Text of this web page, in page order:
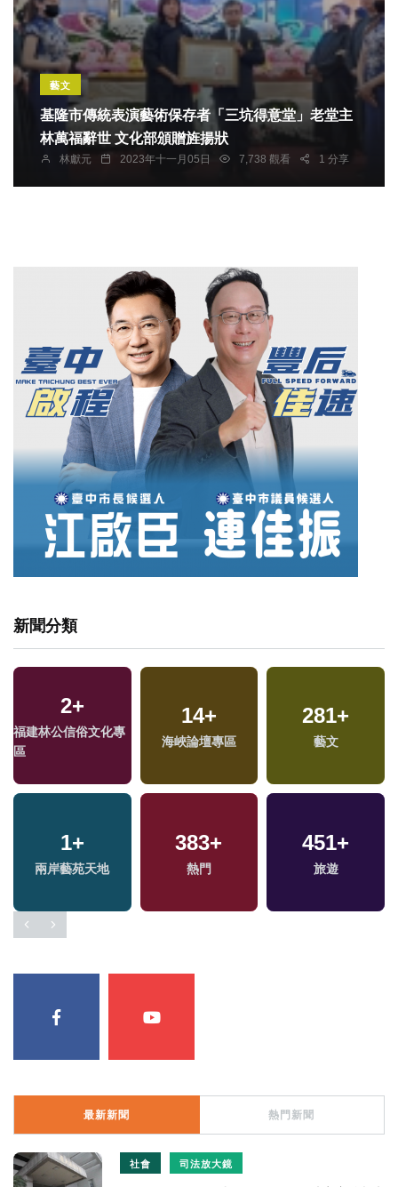
藝文
基隆市傳統表演藝術保存者「三坑得意堂」老堂主
林萬福辭世 文化部頒贈旌揚狀
林獻元 2023年十一月05日 7,738 觀看 1 分享
新聞分類
2+
福建林公信俗文化專
區
14+
海峽論壇專區
281+
藝文
1+
兩岸藝苑天地
383+
熱門
451+
旅遊
最新新聞 熱門新聞
社會 司法放大鏡